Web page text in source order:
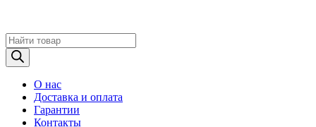
Поиск
товаров
О нас
Доставка и оплата
Гарантии
Контакты